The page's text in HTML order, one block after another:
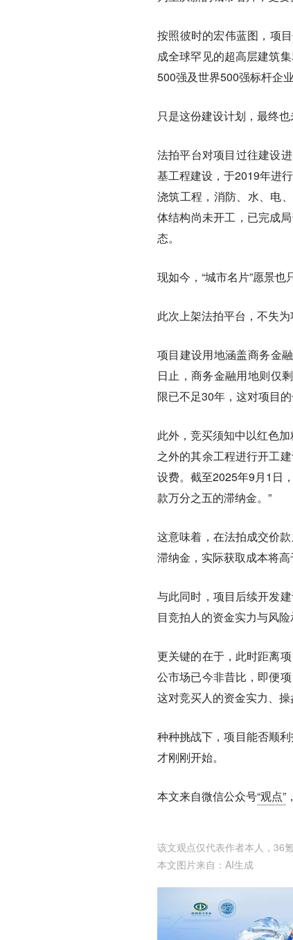
按照彼时的宏伟蓝图，项
成全球罕见的超高层建筑
500强及世界500强标杆企
只是这份建设计划，最终
法拍平台对项目过往建设
基工程建设，于2019年进
浇筑工程，消防、水、电
体结构尚未开工，已完成
态。
现如今，“城市名片”愿景也
此次上架法拍平台，不失为
项目建设用地涵盖商务金
日止，商务金融用地则仅
限已不足30年，这对项目
此外，竞买须知中以红色
之外的其余工程进行开工
设费。截至2025年9月1日
款万分之五的滞纳金。”
这意味着，在法拍成交价
滞纳金，实际获取成本将高
与此同时，项目后续开发
目竞拍人的资金实力与风
更关键的在于，此时距离
公市场已今非昔比，即便
这对竞买人的资金实力、操
种种挑战下，项目能否顺
才刚刚开始。
本文来自微信公众号“观点”
该文观点仅代表作者本人，36
本文图片来自： AI生成